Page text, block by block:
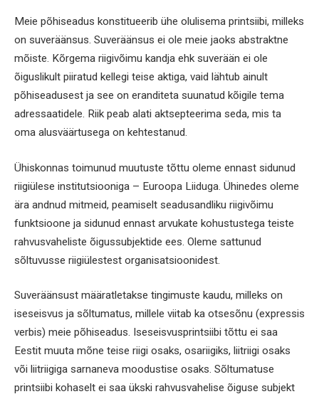
Meie põhiseadus konstitueerib ühe olulisema printsiibi, milleks
on suveräänsus. Suveräänsus ei ole meie jaoks abstraktne
mõiste. Kõrgema riigivõimu kandja ehk suverään ei ole
õiguslikult piiratud kellegi teise aktiga, vaid lähtub ainult
põhiseadusest ja see on eranditeta suunatud kõigile tema
adressaatidele. Riik peab alati aktsepteerima seda, mis ta
oma alusväärtusega on kehtestanud.
Ühiskonnas toimunud muutuste tõttu oleme ennast sidunud
riigiülese institutsiooniga – Euroopa Liiduga. Ühinedes oleme
ära andnud mitmeid, peamiselt seadusandliku riigivõimu
funktsioone ja sidunud ennast arvukate kohustustega teiste
rahvusvaheliste õigussubjektide ees. Oleme sattunud
sõltuvusse riigiülestest organisatsioonidest.
Suveräänsust määratletakse tingimuste kaudu, milleks on
iseseisvus ja sõltumatus, millele viitab ka otsesõnu (expressis
verbis) meie põhiseadus. Iseseisvusprintsiibi tõttu ei saa
Eestit muuta mõne teise riigi osaks, osariigiks, liitriigi osaks
või liitriigiga sarnaneva moodustise osaks. Sõltumatuse
printsiibi kohaselt ei saa ükski rahvusvahelise õiguse subjekt